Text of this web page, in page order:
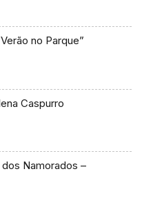
no Parque”
Caspurro
dos Namorados –